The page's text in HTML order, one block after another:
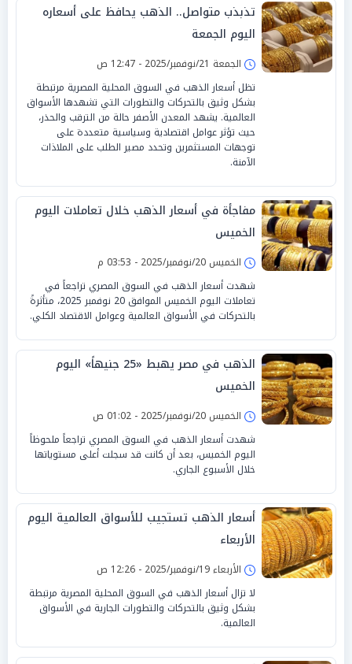
تذبذب متواصل.. الذهب يحافظ على أسعاره
اليوم الجمعة
الجمعة 21/نوفمبر/2025 - 12:47 ص
تظل أسعار الذهب في السوق المحلية المصرية مرتبطة
بشكل وثيق بالتحركات والتطورات التي تشهدها الأسواق
العالمية. يشهد المعدن الأصفر حالة من الترقب والحذر،
حيث تؤثر عوامل اقتصادية وسياسية متعددة على
توجهات المستثمرين وتحدد مصير الطلب على الملاذات
الآمنة.
مفاجأة في أسعار الذهب خلال تعاملات اليوم
الخميس
الخميس 20/نوفمبر/2025 - 03:53 م
شهدت أسعار الذهب في السوق المصري تراجعاً في
تعاملات اليوم الخميس الموافق 20 نوفمبر 2025، متأثرةً
بالتحركات في الأسواق العالمية وعوامل الاقتصاد الكلي.
الذهب في مصر يهبط «25 جنيهاً» اليوم
الخميس
الخميس 20/نوفمبر/2025 - 01:02 ص
شهدت أسعار الذهب في السوق المصري تراجعاً ملحوظاً
اليوم الخميس، بعد أن كانت قد سجلت أعلى مستوياتها
خلال الأسبوع الجاري.
أسعار الذهب تستجيب للأسواق العالمية اليوم
الأربعاء
الأربعاء 19/نوفمبر/2025 - 12:26 ص
لا تزال أسعار الذهب في السوق المحلية المصرية مرتبطة
بشكل وثيق بالتحركات والتطورات الجارية في الأسواق
العالمية.